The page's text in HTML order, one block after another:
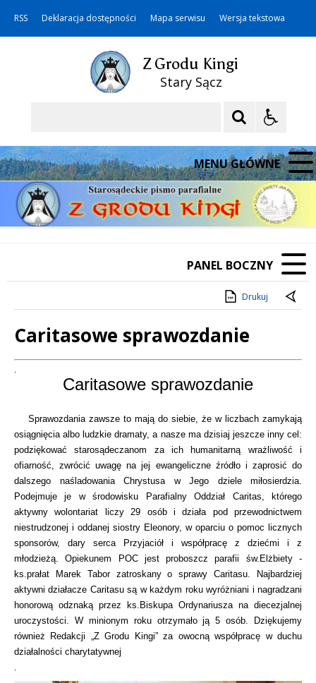
RSS Deklaracja dostępności Mapa serwisu Wersja tekstowa
Z Grodu Kingi
Stary Sącz
MENU GŁÓWNE
PANEL BOCZNY
Drukuj
Caritasowe sprawozdanie
Treść
Caritasowe sprawozdanie
Sprawozdania zawsze to mają do siebie, że w liczbach zamykają
osiągnięcia albo ludzkie dramaty, a nasze ma dzisiaj jeszcze inny cel:
podziękować starosądeczanom za ich humanitarną wrażliwość i
ofiarność, zwrócić uwagę na jej ewangeliczne źródło i zaprosić do
dalszego naśladowania Chrystusa w Jego dziele miłosierdzia.
Podejmuje je w środowisku Parafialny Oddział Caritas, którego
aktywny wolontariat liczy 29 osób i działa pod przewodnictwem
niestrudzonej i oddanej siostry Eleonory, w oparciu o pomoc licznych
sponsorów, dary serca Przyjaciół i współpracę z dziećmi i z
młodzieżą. Opiekunem POC jest proboszcz parafii św.Elżbiety -
ks.prałat Marek Tabor zatroskany o sprawy Caritasu. Najbardziej
aktywni działacze Caritasu są w każdym roku wyróżniani i nagradzani
honorową odznaką przez ks.Biskupa Ordynariusza na diecezjalnej
uroczystości. W minionym roku otrzymało ją 5 osób. Dziękujemy
również Redakcji „Z Grodu Kingi” za owocną współpracę w duchu
działalności charytatywnej